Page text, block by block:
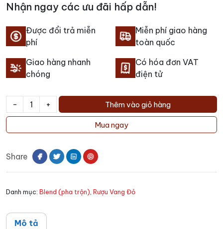
Nhận ngay các ưu đãi hấp dẫn!
Được đổi trả miễn
phí
Miễn phí giao hàng
toàn quốc
Giao hàng nhanh
chóng
Có hóa đơn VAT
điện tử
-
Rượu
Domaine
L'Agly
số
+ Thêm vào giỏ hàng
Mua ngay
Share
Danh mục: Blend (pha trộn), Rượu Vang Đỏ
Mô tả